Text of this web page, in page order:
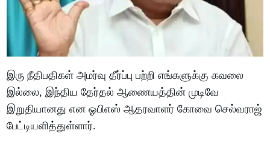
இரு நீதிபதிகள் அமர்வு தீர்ப்பு பற்றி எங்களுக்கு கவலை
இல்லை, இந்திய தேர்தல் ஆணையத்தின் முடிவே
இறுதியானது என ஓபிஎஸ் ஆதரவாளர் கோவை செல்வராஜ்
பேட்டியளித்துள்ளார்.